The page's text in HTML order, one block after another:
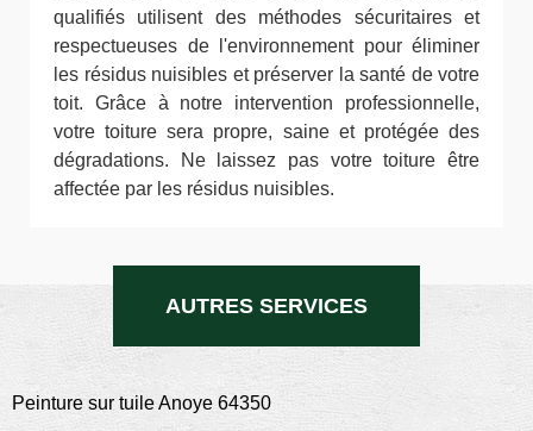
qualifiés utilisent des méthodes sécuritaires et
respectueuses de l'environnement pour éliminer
les résidus nuisibles et préserver la santé de votre
toit. Grâce à notre intervention professionnelle,
votre toiture sera propre, saine et protégée des
dégradations. Ne laissez pas votre toiture être
affectée par les résidus nuisibles.
AUTRES SERVICES
Peinture sur tuile Anoye 64350